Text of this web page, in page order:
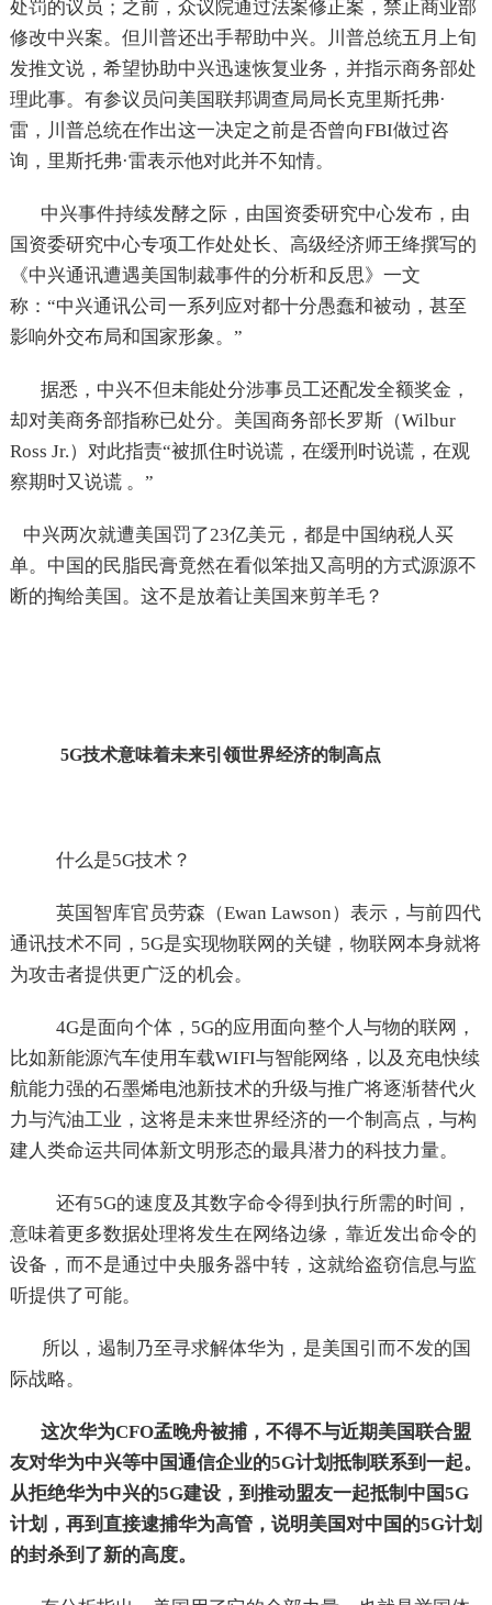
处罚的议员；之前，众议院通过法案修正案，禁止商业部
修改中兴案。但川普还出手帮助中兴。川普总统五月上旬
发推文说，希望协助中兴迅速恢复业务，并指示商务部处
理此事。有参议员问美国联邦调查局局长克里斯托弗·
雷，川普总统在作出这一决定之前是否曾向FBI做过咨
询，里斯托弗·雷表示他对此并不知情。
中兴事件持续发酵之际，由国资委研究中心发布，由
国资委研究中心专项工作处处长、高级经济师王绛撰写的
《中兴通讯遭遇美国制裁事件的分析和反思》一文
称：“中兴通讯公司一系列应对都十分愚蠢和被动，甚至
影响外交布局和国家形象。”
据悉，中兴不但未能处分涉事员工还配发全额奖金，
却对美商务部指称已处分。美国商务部长罗斯（Wilbur
Ross Jr.）对此指责“被抓住时说谎，在缓刑时说谎，在观
察期时又说谎 。”
中兴两次就遭美国罚了23亿美元，都是中国纳税人买
单。中国的民脂民膏竟然在看似笨拙又高明的方式源源不
断的掏给美国。这不是放着让美国来剪羊毛？
5G技术意味着未来引领世界经济的制高点
什么是5G技术？
英国智库官员劳森（Ewan Lawson）表示，与前四代
通讯技术不同，5G是实现物联网的关键，物联网本身就将
为攻击者提供更广泛的机会。
4G是面向个体，5G的应用面向整个人与物的联网，
比如新能源汽车使用车载WIFI与智能网络，以及充电快续
航能力强的石墨烯电池新技术的升级与推广将逐渐替代火
力与汽油工业，这将是未来世界经济的一个制高点，与构
建人类命运共同体新文明形态的最具潜力的科技力量。
还有5G的速度及其数字命令得到执行所需的时间，
意味着更多数据处理将发生在网络边缘，靠近发出命令的
设备，而不是通过中央服务器中转，这就给盗窃信息与监
听提供了可能。
所以，遏制乃至寻求解体华为，是美国引而不发的国
际战略。
这次华为CFO孟晚舟被捕，不得不与近期美国联合盟
友对华为中兴等中国通信企业的5G计划抵制联系到一起。
从拒绝华为中兴的5G建设，到推动盟友一起抵制中国5G
计划，再到直接逮捕华为高管，说明美国对中国的5G计划
的封杀到了新的高度。